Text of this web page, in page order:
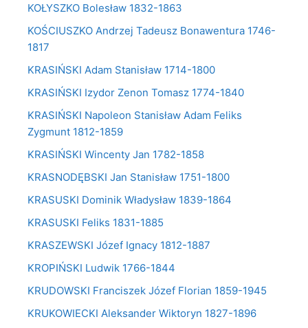
KOŁYSZKO Bolesław 1832-1863
KOŚCIUSZKO Andrzej Tadeusz Bonawentura 1746-
1817
KRASIŃSKI Adam Stanisław 1714-1800
KRASIŃSKI Izydor Zenon Tomasz 1774-1840
KRASIŃSKI Napoleon Stanisław Adam Feliks
Zygmunt 1812-1859
KRASIŃSKI Wincenty Jan 1782-1858
KRASNODĘBSKI Jan Stanisław 1751-1800
KRASUSKI Dominik Władysław 1839-1864
KRASUSKI Feliks 1831-1885
KRASZEWSKI Józef Ignacy 1812-1887
KROPIŃSKI Ludwik 1766-1844
KRUDOWSKI Franciszek Józef Florian 1859-1945
KRUKOWIECKI Aleksander Wiktoryn 1827-1896